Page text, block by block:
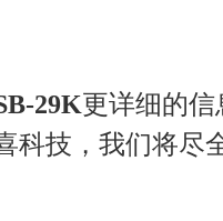
29K更详细的
科技，我们将尽